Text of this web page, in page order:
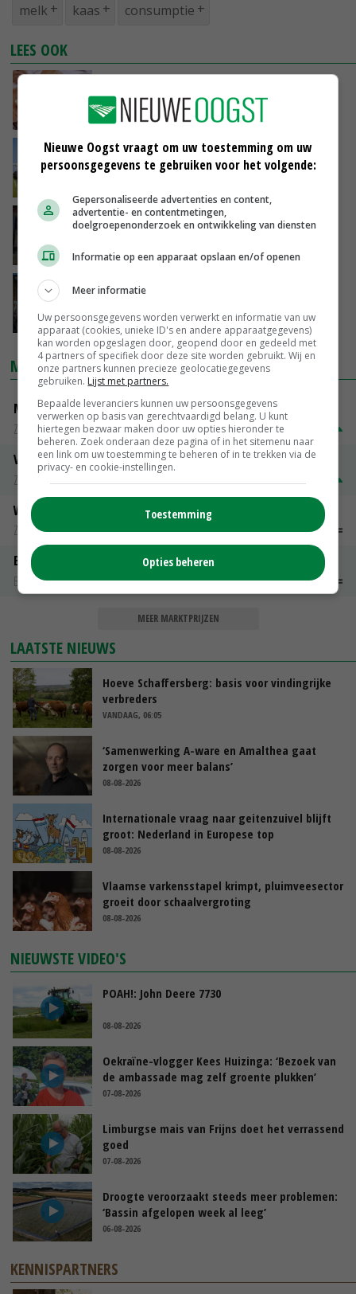
melk kaas consumptie
LEES OOK
Trade ook lager
05-07-2023
Vreugdenhil zet bescheiden in op
biologische melkpoeder
'2 tot 3 liter meer melk uit eigen ruwvoer'
05-07-2023
Melkprijs Arla Foods blijft na juli stabiel
04-07-2023
MARKTPRIJZEN
Magere melkpoeder
Zuivel weekprijzen
€ 269,00
Volle melkpoeder
Zuivel weekprijzen
€ 345,00 € 20,00
Weipoeder
Zuivel weekprijzen
€ 134,00 € 0,00
Boeren Gouda 12 kg
Boerenkaas
€ 6,05 € 0,00
MEER MARKTPRIJZEN
LAATSTE NIEUWS
Hoeve Schaffersberg: basis voor vindingrijke
verbreders
VANDAAG, 06:05
‘Samenwerking A-ware en Amalthea gaat
zorgen voor meer balans’
08-08-2026
Internationale vraag naar geitenzuivel blijft
groot: Nederland in Europese top
08-08-2026
Vlaamse varkensstapel krimpt, pluimveesector
groeit door schaalvergroting
08-08-2026
NIEUWSTE VIDEO'S
POAH!: John Deere 7730
08-08-2026
Oekraïne-vlogger Kees Huizinga: ‘Bezoek van
de ambassade mag zelf groente plukken’
07-08-2026
Limburgse mais van Frijns doet het verrassend
goed
07-08-2026
Droogte veroorzaakt steeds meer problemen:
‘Bassin afgelopen week al leeg’
06-08-2026
KENNISPARTNERS
Nieuwe Oogst vraagt om uw toestemming om uw
persoonsgegevens te gebruiken voor het volgende:
Gepersonaliseerde advertenties en content,
advertentie- en contentmetingen,
doelgroepenonderzoek en ontwikkeling van diensten
Informatie op een apparaat opslaan en/of openen
Meer informatie
Uw persoonsgegevens worden verwerkt en informatie van uw
apparaat (cookies, unieke ID's en andere apparaatgegevens)
kan worden opgeslagen door, geopend door en gedeeld met
4 partners of specifiek door deze site worden gebruikt. Wij en
onze partners kunnen precieze geolocatiegegevens
gebruiken. Lijst met partners.
Bepaalde leveranciers kunnen uw persoonsgegevens
verwerken op basis van gerechtvaardigd belang. U kunt
hiertegen bezwaar maken door uw opties hieronder te
beheren. Zoek onderaan deze pagina of in het sitemenu naar
een link om uw toestemming te beheren of in te trekken via de
privacy- en cookie-instellingen.
Toestemming
Opties beheren